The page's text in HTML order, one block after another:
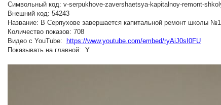
Символьный код: v-serpukhove-zavershaetsya-kapitalnoy-remont-
Внешний код: 54243
Название: В Серпухове завершается капитальной ремонт школы
Количество показов: 708
Видео с YouTube:
https://www.youtube.com/embed/ryAiJ0sI0FU
Показывать на главной: Y